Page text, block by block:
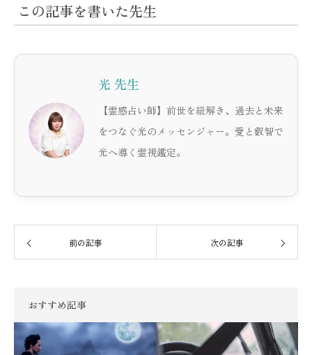
この記事を書いた先生
光 先生
【霊感占い師】前世を紐解き、過去と未来
をつなぐ光のメッセンジャー。愛と叡智で
光へ導く霊視鑑定。
前の記事 次の記事
おすすめ記事